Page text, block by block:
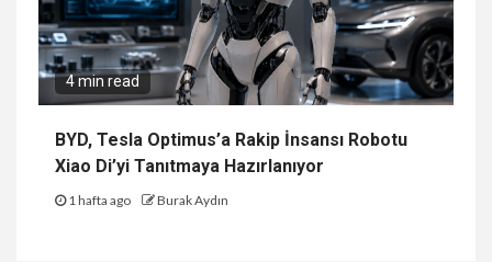
4 min read
BYD, Tesla Optimus’a Rakip İnsansı Robotu
Xiao Di’yi Tanıtmaya Hazırlanıyor
1 hafta ago Burak Aydın